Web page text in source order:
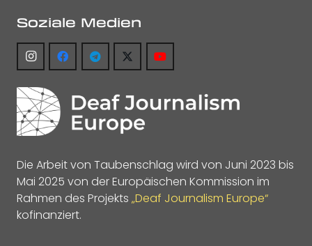
Soziale Medien
Die Arbeit von Taubenschlag wird von Juni 2023 bis
Mai 2025 von der Europäischen Kommission im
Rahmen des Projekts „Deaf Journalism Europe“
kofinanziert.